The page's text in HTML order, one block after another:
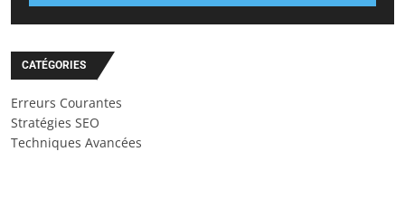
CATÉGORIES
Erreurs Courantes
Stratégies SEO
Techniques Avancées